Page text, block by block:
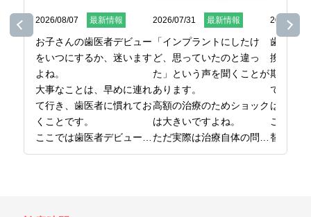
2026/08/07 最新情報
お子さんの歯医者デビュー
をいつにするか、迷います
よね。
大事なことは、早めに連れ
て行き、歯医者に慣れてお
くことです。
ここでは歯医者デビューの
時期から、最初の受診で気
2026/07/31 最新情報
「インプラントにしたけ
ど、思っていたのと違っ
た」という声を聞くことが
あります。
高額の治療のためショック
は大きいですよね。
ただ実際は治療自体の問題
というより、事前の確認、
2026/07/
歯ブラ
換して
期間ま
で決め
はない
ここで
替え時
をまと